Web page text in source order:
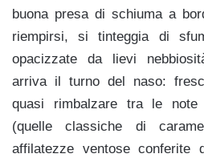
buona presa di schiuma a
riempirsi, si tinteggia di
opacizzate da lievi
arriva il turno del naso:
quasi rimbalzare tra le
(quelle classiche di
affilatezze ventose conferite